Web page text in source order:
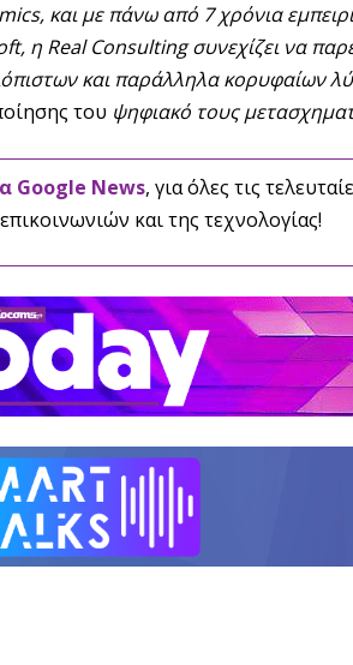
και με πάνω από 7 χρόνια
η Real Consulting συνεχίζει να
και παράλληλα κορυφαίων
του ψηφιακό τους
Google News, για όλες τις
και της τεχνολογίας!